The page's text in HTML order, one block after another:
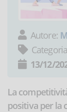
Autore:
13/12/
La
positiva per la